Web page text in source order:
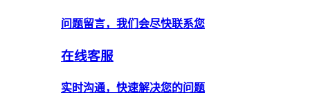
问题留言，我们会尽快联系您
在线客服
实时沟通，快速解决您的问题